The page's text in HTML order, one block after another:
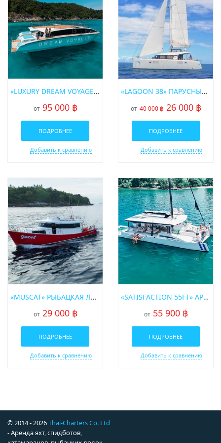
«LUXURY DREAM VOYAGER 59FT» АРЕНДА МОТОРНОГО КАТАМАРАНА НА ПХУКЕТЕ
от 95 000 ฿
ПОДРОБНЕЕ
Добавить к сравнению
«LAGOON 38» ПАРУСНЫЙ КАТАМАРАН
от 40 000 ฿ 26 000 ฿
ПОДРОБНЕЕ
Добавить к сравнению
«MUSCAT» РЫБАЦКАЯ ЛОДКА
от 29 000 ฿
ПОДРОБНЕЕ
Добавить к сравнению
«SATISFACTION 55FT» АРЕНДА ПАРУСНОГО КАТАМАРАНА НА ПХУКЕТЕ
от 55 900 ฿
ПОДРОБНЕЕ
Добавить к сравнению
© 2014 - 2026Thai-Charters Co. Ltd
- Аренда яхт, спидботов,